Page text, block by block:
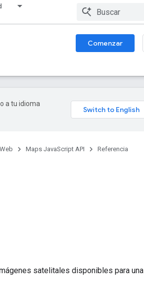
Comenzar
a tu idioma
Web Maps JavaScript API Referencia
satelitales disponibles para una